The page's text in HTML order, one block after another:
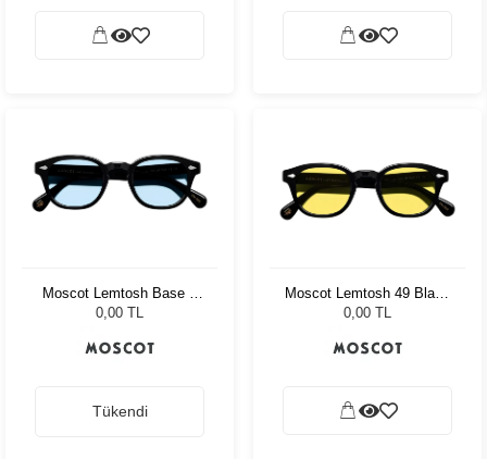
Moscot Lemtosh Base 2
Sun 49 Black Bel Air Blue
0,00 TL
Tükendi
Moscot Lemtosh 49 Black
Mellow Yellow
0,00 TL